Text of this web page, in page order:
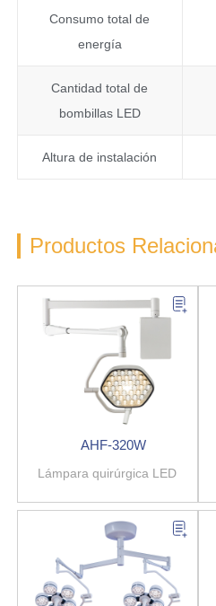
Consumo total de
energía
Cantidad total de
bombillas LED
Altura de instalación
Productos
AHF-320W
Lámpara quirúrgica LED